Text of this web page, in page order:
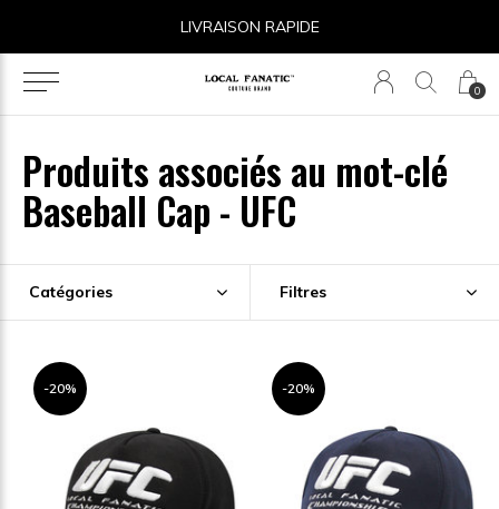
0
LIVRAISON RAPIDE
Produits associés au mot-clé
Baseball Cap - UFC
Catégories Filtres
-20% -20%